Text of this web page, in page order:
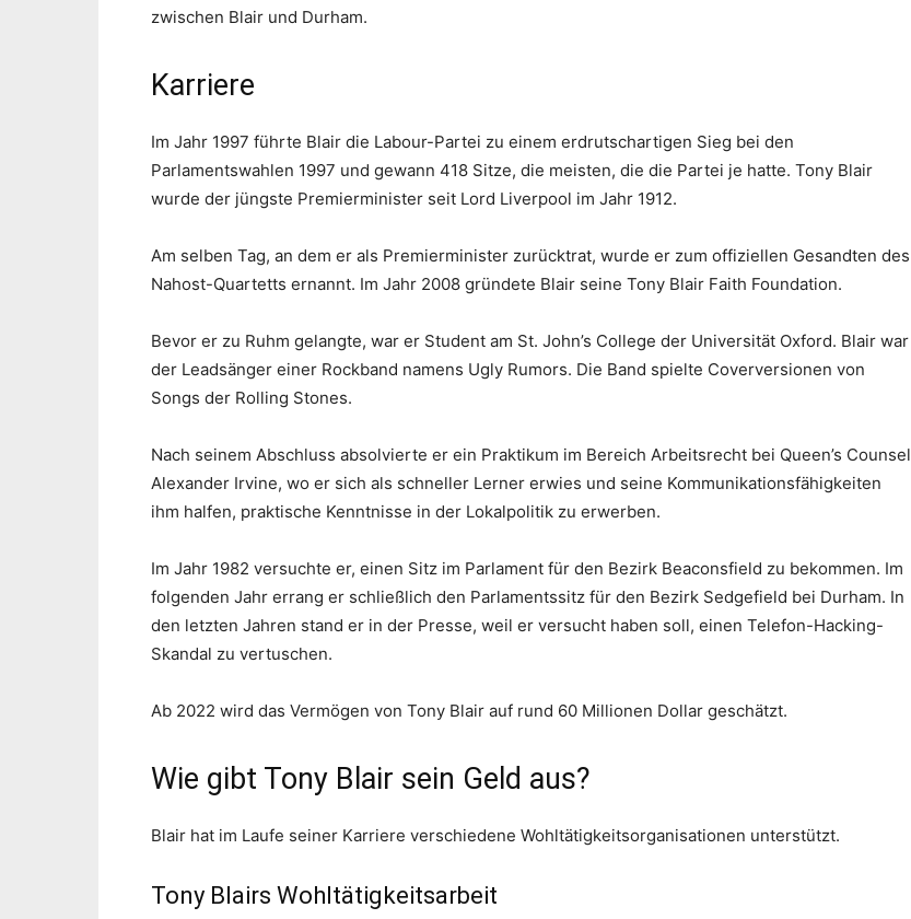
zwischen Blair und Durham.
Karriere
Im Jahr 1997 führte Blair die Labour-Partei zu einem erdrutschartigen Sieg bei den
Parlamentswahlen 1997 und gewann 418 Sitze, die meisten, die die Partei je hatte. Tony Blair
wurde der jüngste Premierminister seit Lord Liverpool im Jahr 1912.
Am selben Tag, an dem er als Premierminister zurücktrat, wurde er zum offiziellen Gesandten des
Nahost-Quartetts ernannt. Im Jahr 2008 gründete Blair seine Tony Blair Faith Foundation.
Bevor er zu Ruhm gelangte, war er Student am St. John’s College der Universität Oxford. Blair war
der Leadsänger einer Rockband namens Ugly Rumors. Die Band spielte Coverversionen von
Songs der Rolling Stones.
Nach seinem Abschluss absolvierte er ein Praktikum im Bereich Arbeitsrecht bei Queen’s Counsel
Alexander Irvine, wo er sich als schneller Lerner erwies und seine Kommunikationsfähigkeiten
ihm halfen, praktische Kenntnisse in der Lokalpolitik zu erwerben.
Im Jahr 1982 versuchte er, einen Sitz im Parlament für den Bezirk Beaconsfield zu bekommen. Im
folgenden Jahr errang er schließlich den Parlamentssitz für den Bezirk Sedgefield bei Durham. In
den letzten Jahren stand er in der Presse, weil er versucht haben soll, einen Telefon-Hacking-
Skandal zu vertuschen.
Ab 2022 wird das Vermögen von Tony Blair auf rund 60 Millionen Dollar geschätzt.
Wie gibt Tony Blair sein Geld aus?
Blair hat im Laufe seiner Karriere verschiedene Wohltätigkeitsorganisationen unterstützt.
Tony Blairs Wohltätigkeitsarbeit